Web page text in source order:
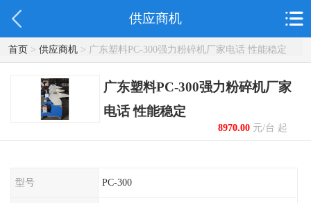
供应商机
首页> 供应商机> 广东塑料PC-300强力粉碎机厂家电话 性能稳定
广东塑料PC-300强力粉碎机厂家
电话 性能稳定
8970.00元/台 起
型号 PC-300